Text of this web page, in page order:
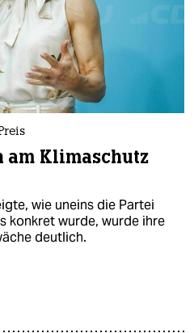
am Klimaschutz
wie uneins die Partei
konkret wurde, wurde ihre
deutlich.